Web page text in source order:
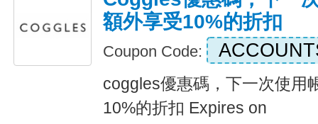
額外享受10%的折扣
Coupon Code:
coggles優惠碼，下一次使用
10%的折扣 Expires on